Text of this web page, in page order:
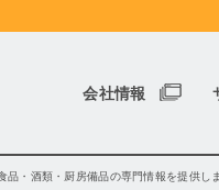
会社情報
・酒類・厨房備品の専門情報を提供しま